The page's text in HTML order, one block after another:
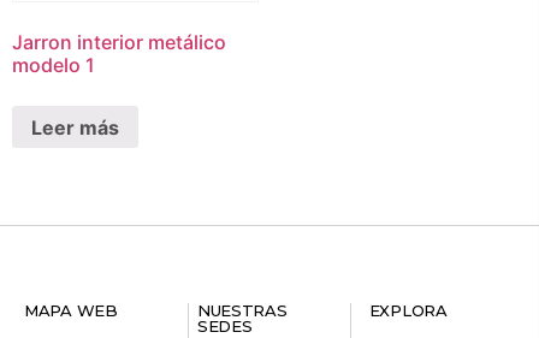
Jarron interior metálico
modelo 1
Leer más
MAPA WEB
NUESTRAS
SEDES
EXPLORA